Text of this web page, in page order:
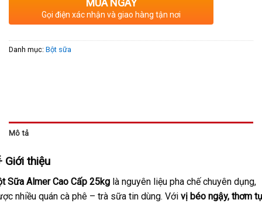
MUA NGAY
Gọi điện xác nhận và giao hàng tận nơi
Danh mục: Bột sữa
Mô tả
Giới thiệu
Sữa Almer Cao Cấp 25kg là nguyên liệu pha chế chuyên dụng,
nhiều quán cà phê – trà sữa tin dùng. Với vị béo ngậy, thơm